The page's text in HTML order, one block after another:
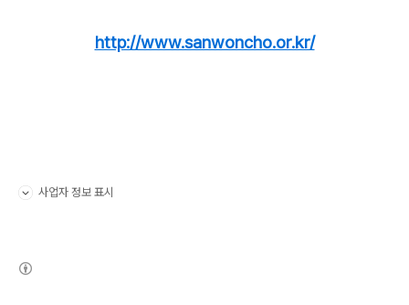
http://www.sanwoncho.or.kr/
사업자 정보 표시